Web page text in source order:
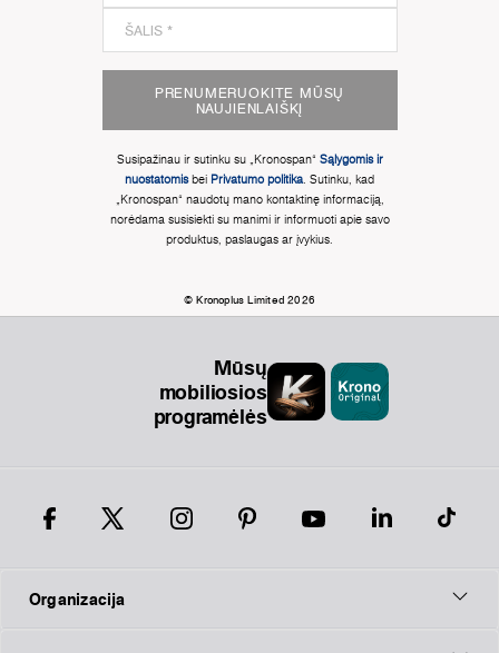
PRENUMERUOKITE MŪSŲ
NAUJIENLAIŠKĮ
Susipažinau ir sutinku su „Kronospan“ Sąlygomis ir
nuostatomisbei Privatumo politika. Sutinku, kad
„Kronospan“ naudotų mano kontaktinę informaciją,
norėdama susisiekti su manimi ir informuoti apie savo
produktus, paslaugas ar įvykius.
© Kronoplus Limited 2026
Mūsų
mobiliosios
programėlės
Organizacija